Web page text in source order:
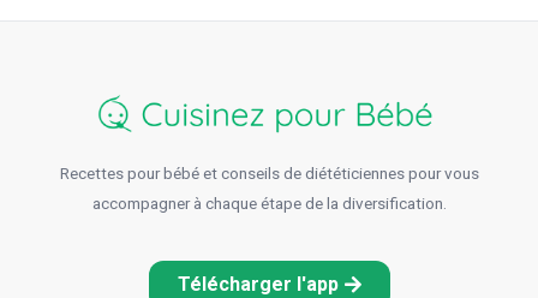
Recettes pour bébé et conseils de diététiciennes pour vous
accompagner à chaque étape de la diversification.
Télécharger l'app